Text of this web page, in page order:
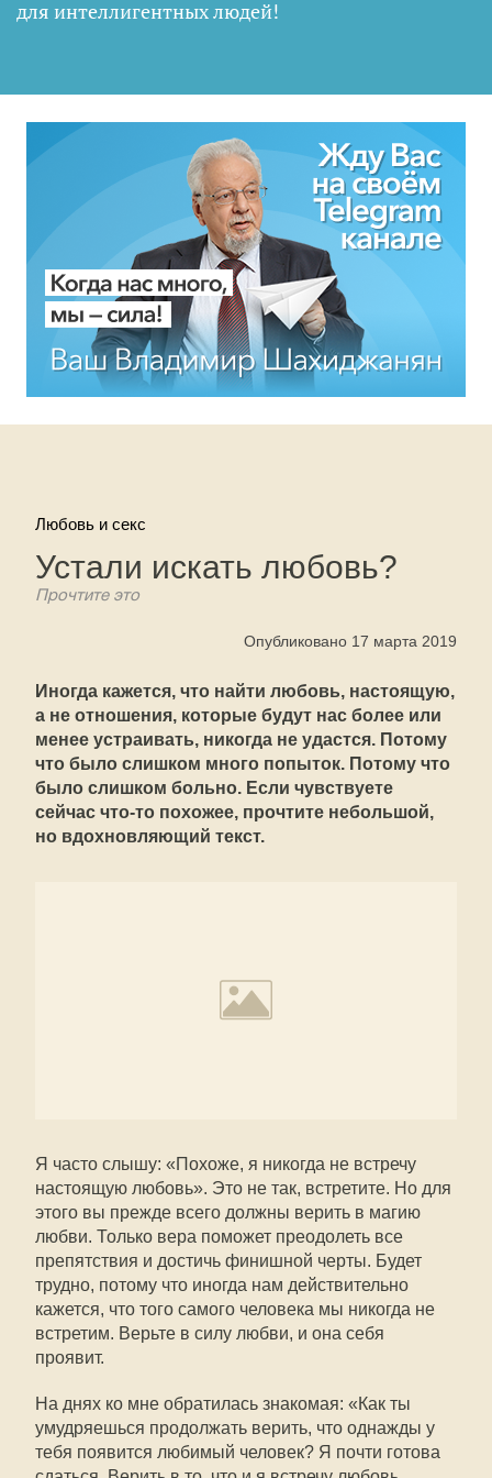
для интеллигентных людей!
Любовь и секс
Устали искать любовь?
Прочтите это
Опубликовано 17 марта 2019
Иногда кажется, что найти любовь, настоящую,
а не отношения, которые будут нас более или
менее устраивать, никогда не удастся. Потому
что было слишком много попыток. Потому что
было слишком больно. Если чувствуете
сейчас что-то похожее, прочтите небольшой,
но вдохновляющий текст.
Я часто слышу: «Похоже, я никогда не встречу
настоящую любовь». Это не так, встретите. Но для
этого вы прежде всего должны верить в магию
любви. Только вера поможет преодолеть все
препятствия и достичь финишной черты. Будет
трудно, потому что иногда нам действительно
кажется, что того самого человека мы никогда не
встретим. Верьте в силу любви, и она себя
проявит.
На днях ко мне обратилась знакомая: «Как ты
умудряешься продолжать верить, что однажды у
тебя появится любимый человек? Я почти готова